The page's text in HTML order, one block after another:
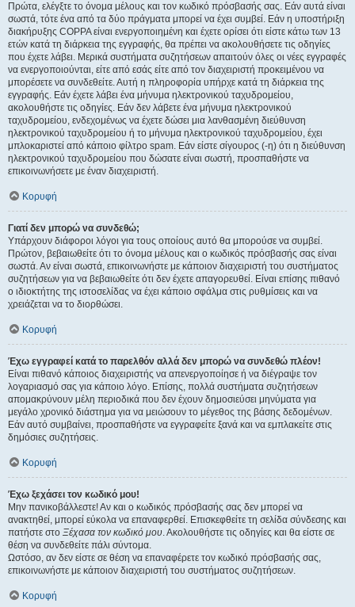
Πρώτα, ελέγξτε το όνομα μέλους και τον κωδικό πρόσβασής σας. Εάν αυτά είναι
σωστά, τότε ένα από τα δύο πράγματα μπορεί να έχει συμβεί. Εάν η υποστήριξη
διακήρυξης COPPA είναι ενεργοποιημένη και έχετε ορίσει ότι είστε κάτω των 13
ετών κατά τη διάρκεια της εγγραφής, θα πρέπει να ακολουθήσετε τις οδηγίες
που έχετε λάβει. Μερικά συστήματα συζητήσεων απαιτούν όλες οι νέες εγγραφές
να ενεργοποιούνται, είτε από εσάς είτε από τον διαχειριστή προκειμένου να
μπορέσετε να συνδεθείτε. Αυτή η πληροφορία υπήρχε κατά τη διάρκεια της
εγγραφής. Εάν έχετε λάβει ένα μήνυμα ηλεκτρονικού ταχυδρομείου,
ακολουθήστε τις οδηγίες. Εάν δεν λάβετε ένα μήνυμα ηλεκτρονικού
ταχυδρομείου, ενδεχομένως να έχετε δώσει μια λανθασμένη διεύθυνση
ηλεκτρονικού ταχυδρομείου ή το μήνυμα ηλεκτρονικού ταχυδρομείου, έχει
μπλοκαριστεί από κάποιο φίλτρο spam. Εάν είστε σίγουρος (-η) ότι η διεύθυνση
ηλεκτρονικού ταχυδρομείου που δώσατε είναι σωστή, προσπαθήστε να
επικοινωνήσετε με έναν διαχειριστή.
Κορυφή
Γιατί δεν μπορώ να συνδεθώ;
Υπάρχουν διάφοροι λόγοι για τους οποίους αυτό θα μπορούσε να συμβεί.
Πρώτον, βεβαιωθείτε ότι το όνομα μέλους και ο κωδικός πρόσβασής σας είναι
σωστά. Αν είναι σωστά, επικοινωνήστε με κάποιον διαχειριστή του συστήματος
συζητήσεων για να βεβαιωθείτε ότι δεν έχετε απαγορευθεί. Είναι επίσης πιθανό
ο ιδιοκτήτης της ιστοσελίδας να έχει κάποιο σφάλμα στις ρυθμίσεις και να
χρειάζεται να το διορθώσει.
Κορυφή
Έχω εγγραφεί κατά το παρελθόν αλλά δεν μπορώ να συνδεθώ πλέον!
Είναι πιθανό κάποιος διαχειριστής να απενεργοποίησε ή να διέγραψε τον
λογαριασμό σας για κάποιο λόγο. Επίσης, πολλά συστήματα συζητήσεων
απομακρύνουν μέλη περιοδικά που δεν έχουν δημοσιεύσει μηνύματα για
μεγάλο χρονικό διάστημα για να μειώσουν το μέγεθος της βάσης δεδομένων.
Εάν αυτό συμβαίνει, προσπαθήστε να εγγραφείτε ξανά και να εμπλακείτε στις
δημόσιες συζητήσεις.
Κορυφή
Έχω ξεχάσει τον κωδικό μου!
Μην πανικοβάλλεστε! Αν και ο κωδικός πρόσβασής σας δεν μπορεί να
ανακτηθεί, μπορεί εύκολα να επαναφερθεί. Επισκεφθείτε τη σελίδα σύνδεσης και
πατήστε στο Ξέχασα τον κωδικό μου. Ακολουθήστε τις οδηγίες και θα είστε σε
θέση να συνδεθείτε πάλι σύντομα.
Ωστόσο, αν δεν είστε σε θέση να επαναφέρετε τον κωδικό πρόσβασής σας,
επικοινωνήστε με κάποιον διαχειριστή του συστήματος συζητήσεων.
Κορυφή